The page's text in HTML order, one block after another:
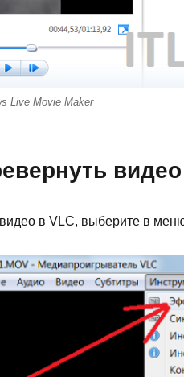
Live Movie Maker
в VLC, выберите в